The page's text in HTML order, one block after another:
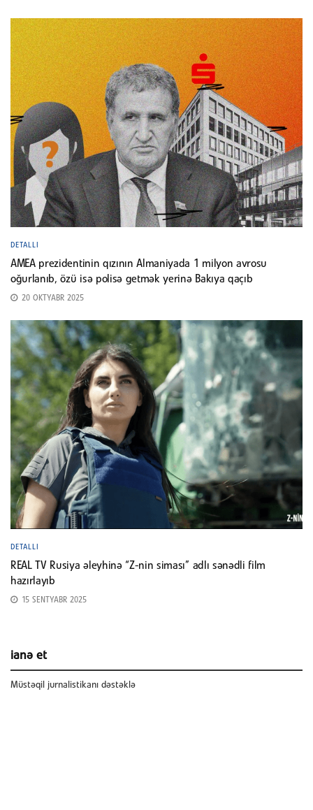
DETALLI
AMEA prezidentinin qızının Almaniyada 1 milyon avrosu
oğurlanıb, özü isə polisə getmək yerinə Bakıya qaçıb
20 OKTYABR 2025
DETALLI
REAL TV Rusiya əleyhinə “Z-nin siması” adlı sənədli film
hazırlayıb
15 SENTYABR 2025
ianə et
Müstəqil jurnalistikanı dəstəklə